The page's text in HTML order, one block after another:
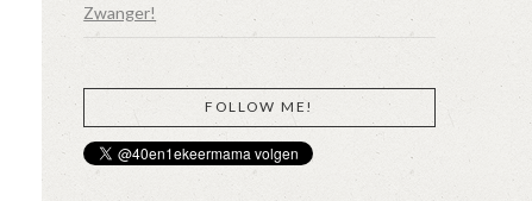
Zwanger!
FOLLOW ME!